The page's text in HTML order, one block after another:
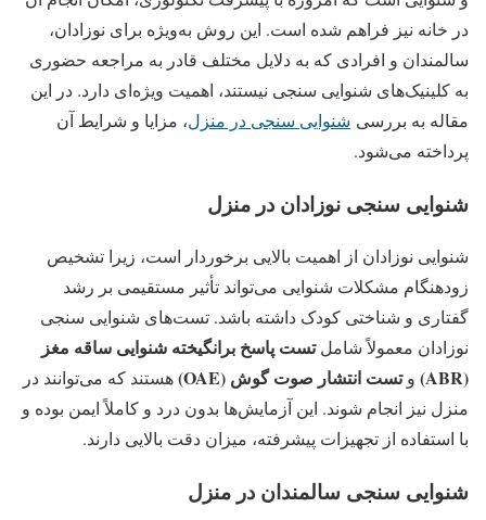
در خانه نیز فراهم شده است. این روش به‌ویژه برای نوزادان،
سالمندان و افرادی که به دلایل مختلف قادر به مراجعه حضوری
به کلینیک‌های شنوایی سنجی نیستند، اهمیت ویژه‌ای دارد. در این
مقاله به بررسی شنوایی سنجی در منزل، مزایا و شرایط آن
پرداخته می‌شود.
شنوایی سنجی نوزادان در منزل
شنوایی نوزادان از اهمیت بالایی برخوردار است، زیرا تشخیص
زودهنگام مشکلات شنوایی می‌تواند تأثیر مستقیمی بر رشد
گفتاری و شناختی کودک داشته باشد. تست‌های شنوایی سنجی
نوزادان معمولاً شاملتست پاسخ برانگیخته شنوایی ساقه مغز
(ABR)
وتست انتشار صوت گوش (OAE)
هستند که می‌توانند در
منزل نیز انجام شوند. این آزمایش‌ها بدون درد و کاملاً ایمن بوده و
با استفاده از تجهیزات پیشرفته، میزان دقت بالایی دارند.
شنوایی سنجی سالمندان در منزل